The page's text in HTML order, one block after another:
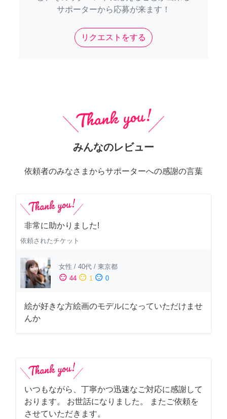
サポーターから応募が来ます！
リクエストをする
みんなのレビュー
依頼者のみなさまからサポーターへの感謝の言葉
非常に助かりました!
依頼されたチケット
女性 / 40代 / 東京都
sentiment_satisfied 44 sentiment_neutral 1 sentiment_dissatisfied 0
絵が好きな方絵画のモデルになっていただけませ
んか
いつもながら、丁寧かつ迅速なご対応に感謝して
おります。 お世話になりました。 またご依頼を
させていただきます。